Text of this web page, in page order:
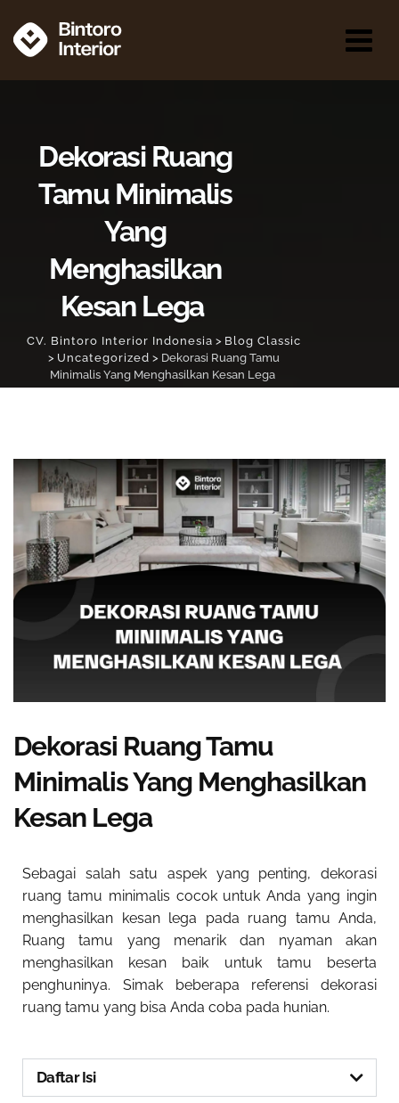
Dekorasi Ruang
Tamu Minimalis
Yang
Menghasilkan
Kesan Lega
CV. Bintoro Interior Indonesia > Blog Classic
> Uncategorized > Dekorasi Ruang Tamu
Minimalis Yang Menghasilkan Kesan Lega
Dekorasi Ruang Tamu
Minimalis Yang Menghasilkan
Kesan Lega
Sebagai salah satu aspek yang penting, dekorasi
ruang tamu minimalis cocok untuk Anda yang ingin
menghasilkan kesan lega pada ruang tamu Anda,
Ruang tamu yang menarik dan nyaman akan
menghasilkan kesan baik untuk tamu beserta
penghuninya. Simak beberapa referensi dekorasi
ruang tamu yang bisa Anda coba pada hunian.
Daftar Isi